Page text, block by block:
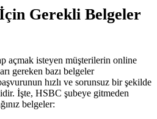
Gerekli Belgeler
açmak isteyen müşterilerin online
gereken bazı belgeler
hızlı ve sorunsuz bir şekilde
İşte, HSBC şubeye gitmeden
belgeler: